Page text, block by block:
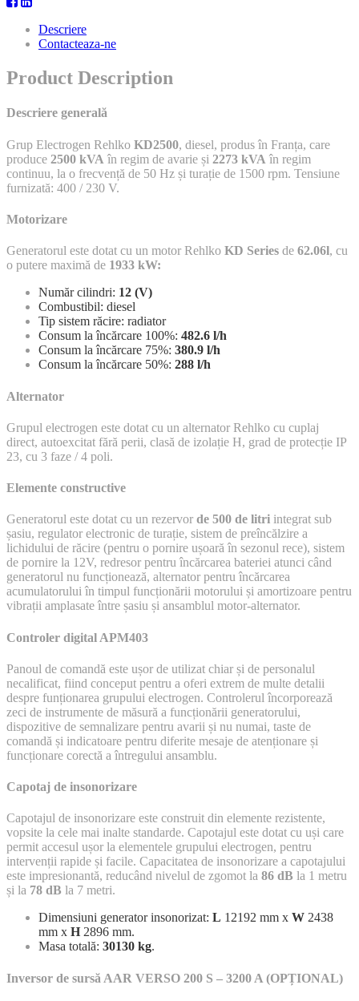
Descriere
Contacteaza-ne
Product Description
Descriere generală
Grup Electrogen Rehlko KD2500, diesel, produs în Franța, care
produce 2500 kVA în regim de avarie și 2273 kVA în regim
continuu, la o frecvență de 50 Hz și turație de 1500 rpm. Tensiune
furnizată: 400 / 230 V.
Motorizare
Generatorul este dotat cu un motor Rehlko KD Series de 62.06l, cu
o putere maximă de 1933 kW:
Număr cilindri: 12 (V)
Combustibil: diesel
Tip sistem răcire: radiator
Consum la încărcare 100%: 482.6 l/h
Consum la încărcare 75%: 380.9 l/h
Consum la încărcare 50%: 288 l/h
Alternator
Grupul electrogen este dotat cu un alternator Rehlko cu cuplaj
direct, autoexcitat fără perii, clasă de izolație H, grad de protecție IP
23, cu 3 faze / 4 poli.
Elemente constructive
Generatorul este dotat cu un rezervor de 500 de litri integrat sub
șasiu, regulator electronic de turație, sistem de preîncălzire a
lichidului de răcire (pentru o pornire ușoară în sezonul rece), sistem
de pornire la 12V, redresor pentru încărcarea bateriei atunci când
generatorul nu funcționează, alternator pentru încărcarea
acumulatorului în timpul funcționării motorului și amortizoare pentru
vibrații amplasate între șasiu și ansamblul motor-alternator.
Controler digital APM403
Panoul de comandă este ușor de utilizat chiar și de personalul
necalificat, fiind conceput pentru a oferi extrem de multe detalii
despre funționarea grupului electrogen. Controlerul încorporează
zeci de instrumente de măsură a funcționării generatorului,
dispozitive de semnalizare pentru avarii și nu numai, taste de
comandă și indicatoare pentru diferite mesaje de atenționare și
funcționare corectă a întregului ansamblu.
Capotaj de insonorizare
Capotajul de insonorizare este construit din elemente rezistente,
vopsite la cele mai inalte standarde. Capotajul este dotat cu uși care
permit accesul ușor la elementele grupului electrogen, pentru
intervenții rapide și facile. Capacitatea de insonorizare a capotajului
este impresionantă, reducând nivelul de zgomot la 86 dB la 1 metru
și la 78 dB la 7 metri.
Dimensiuni generator insonorizat: L 12192 mm x W 2438
mm x H 2896 mm.
Masa totală: 30130 kg.
Inversor de sursă AAR VERSO 200 S – 3200 A (OPȚIONAL)